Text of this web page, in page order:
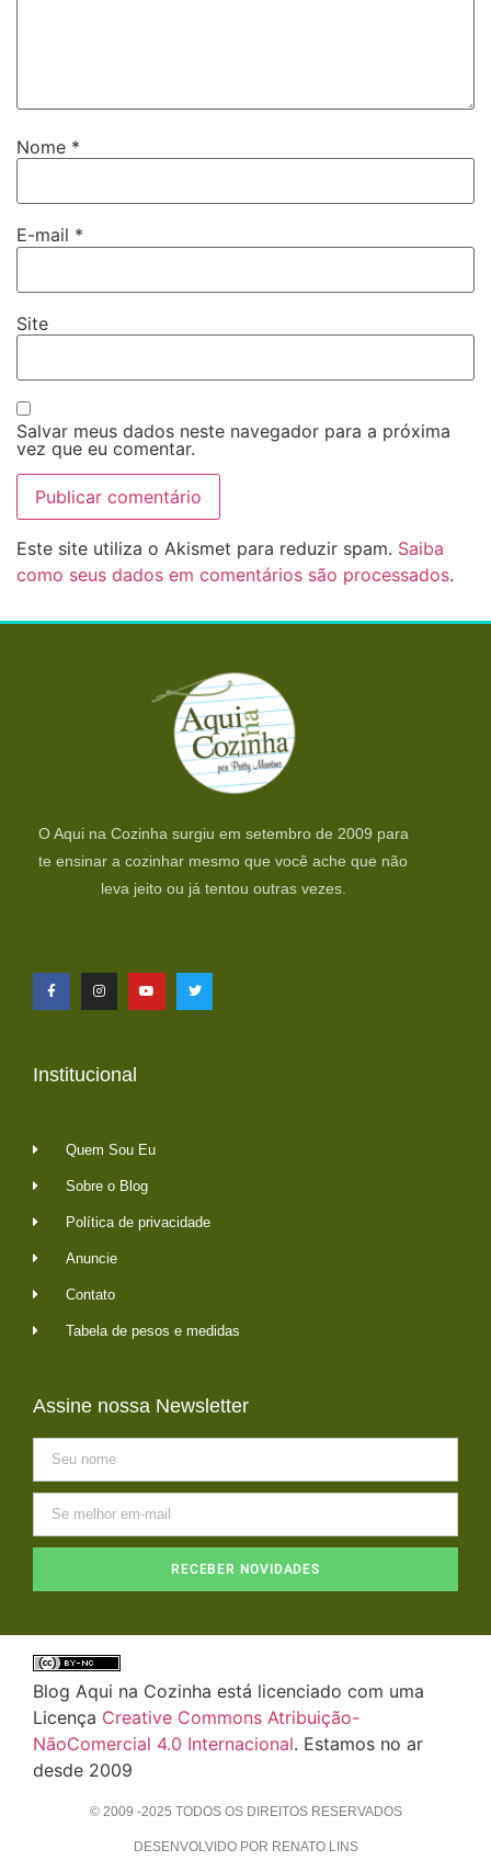
Nome *
E-mail *
Site
Salvar meus dados neste navegador para a próxima
vez que eu comentar.
Este site utiliza o Akismet para reduzir spam. Saiba
como seus dados em comentários são processados.
O Aqui na Cozinha surgiu em setembro de 2009 para
te ensinar a cozinhar mesmo que você ache que não
leva jeito ou já tentou outras vezes.
Institucional
Quem Sou Eu
Sobre o Blog
Política de privacidade
Anuncie
Contato
Tabela de pesos e medidas
Assine nossa Newsletter
RECEBER NOVIDADES
Blog Aqui na Cozinha está licenciado com uma
Licença Creative Commons Atribuição-
NãoComercial 4.0 Internacional. Estamos no ar
desde 2009
© 2009 -2025 TODOS OS DIREITOS RESERVADOS
DESENVOLVIDO POR RENATO LINS